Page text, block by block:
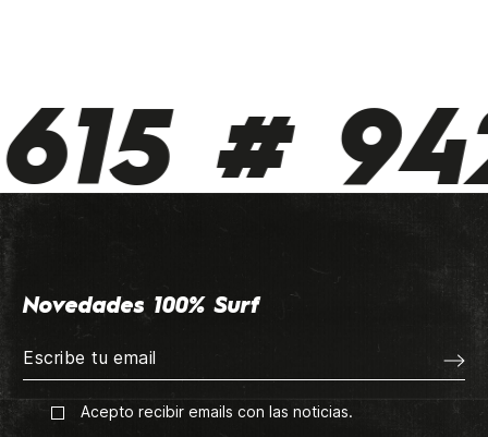
#
Novedades 100% Surf
Acepto recibir emails con las noticias.